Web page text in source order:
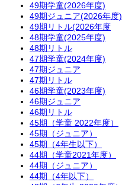
49期学童(2026年度)
49期ジュニア(2026年度)
49期リトル(2026年度
48期学童(2025年度)
48期リトル
47期学童(2024年度)
47期ジュニア
47期リトル
46期学童(2023年度)
46期ジュニア
46期リトル
45期（学童 2022年度）
45期（ジュニア）
45期（4年生以下）
44期（学童2021年度）
44期（ジュニア）
44期（4年以下）